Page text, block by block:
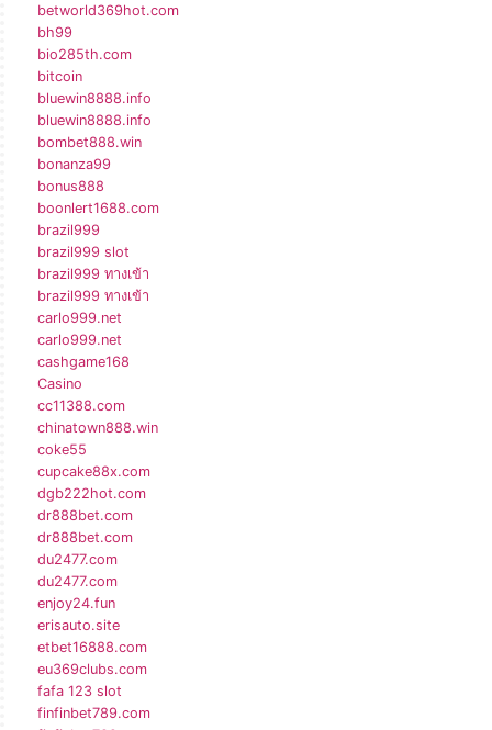
betworld369hot.com
bh99
bio285th.com
bitcoin
bluewin8888.info
bluewin8888.info
bombet888.win
bonanza99
bonus888
boonlert1688.com
brazil999
brazil999 slot
brazil999 ทางเข้า
brazil999 ทางเข้า
carlo999.net
carlo999.net
cashgame168
Casino
cc11388.com
chinatown888.win
coke55
cupcake88x.com
dgb222hot.com
dr888bet.com
dr888bet.com
du2477.com
du2477.com
enjoy24.fun
erisauto.site
etbet16888.com
eu369clubs.com
fafa 123 slot
finfinbet789.com